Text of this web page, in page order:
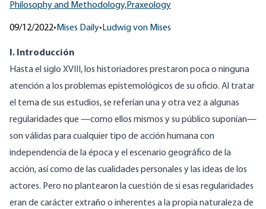
Philosophy and Methodology,Praxeology
09/12/2022• Mises Daily• Ludwig von Mises
I. Introducción
Hasta el siglo XVIII, los historiadores prestaron poca o ninguna
atención a los problemas epistemológicos de su oficio. Al tratar
el tema de sus estudios, se referían una y otra vez a algunas
regularidades que —como ellos mismos y su público suponían—
son válidas para cualquier tipo de acción humana con
independencia de la época y el escenario geográfico de la
acción, así como de las cualidades personales y las ideas de los
actores. Pero no plantearon la cuestión de si esas regularidades
eran de carácter extraño o inherentes a la propia naturaleza de